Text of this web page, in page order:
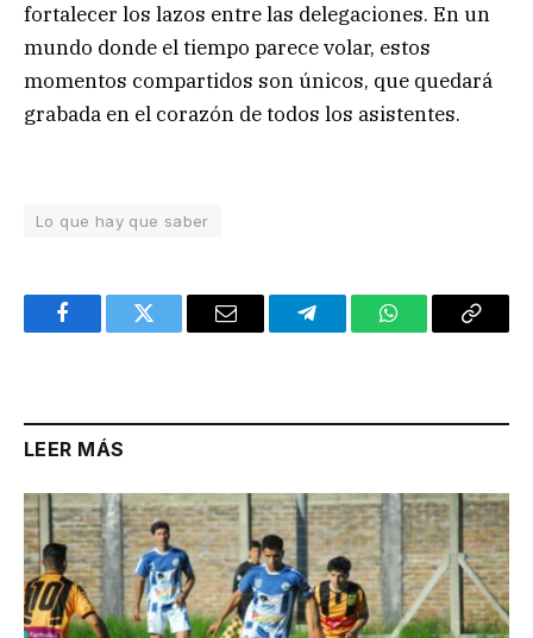
fortalecer los lazos entre las delegaciones. En un
mundo donde el tiempo parece volar, estos
momentos compartidos son únicos, que quedará
grabada en el corazón de todos los asistentes.
Lo que hay que saber
FacebookTwitter Email TelegramWhatsAppCopy
LEER MÁS